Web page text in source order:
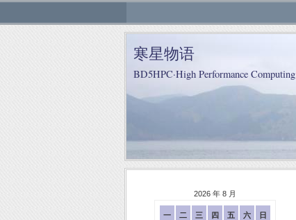
寒星物语
BD5HPC·High Performance Computing
2026 年 8 月
一 二 三 四 五 六 日